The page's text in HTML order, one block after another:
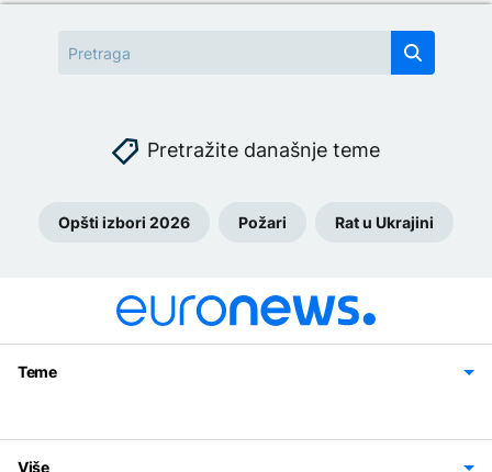
Pretražite današnje teme
Opšti izbori 2026 Požari Rat u Ukrajini
Teme
Svijet
Sport
Magazin
Više